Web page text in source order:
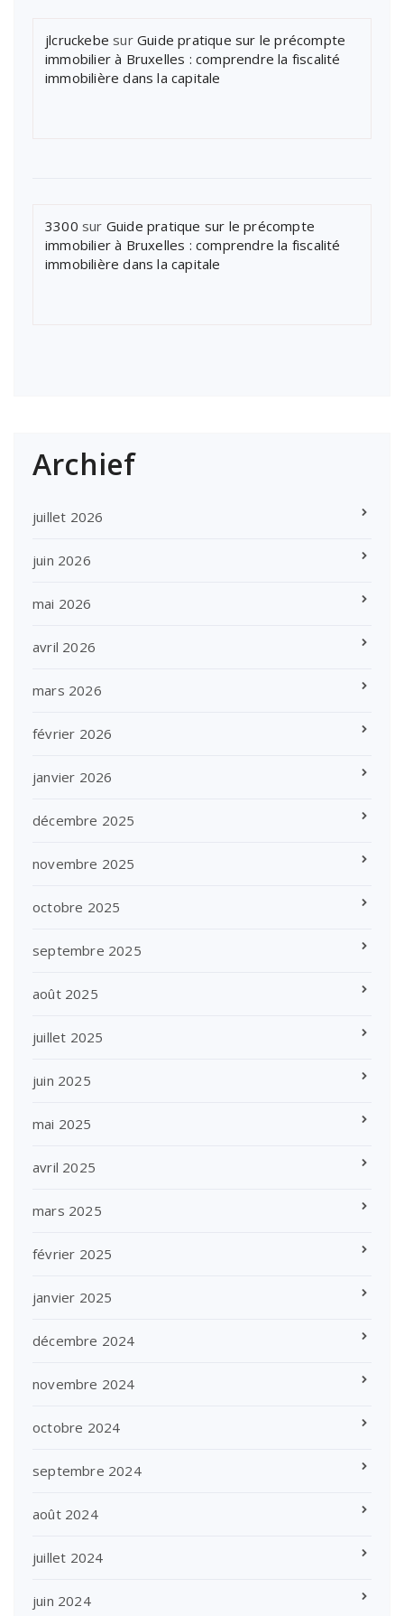
jlcruckebe sur Guide pratique sur le précompte
immobilier à Bruxelles : comprendre la fiscalité
immobilière dans la capitale
3300 sur Guide pratique sur le précompte
immobilier à Bruxelles : comprendre la fiscalité
immobilière dans la capitale
Archief
juillet 2026
juin 2026
mai 2026
avril 2026
mars 2026
février 2026
janvier 2026
décembre 2025
novembre 2025
octobre 2025
septembre 2025
août 2025
juillet 2025
juin 2025
mai 2025
avril 2025
mars 2025
février 2025
janvier 2025
décembre 2024
novembre 2024
octobre 2024
septembre 2024
août 2024
juillet 2024
juin 2024